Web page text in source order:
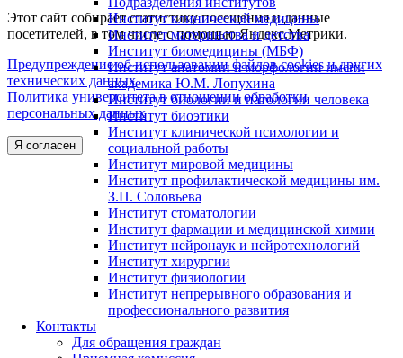
Институт клинической медицины
Институт материнства и детства
Институт биомедицины (МБФ)
Институт анатомии и морфологии имени
академика Ю.М. Лопухина
Институт биологии и патологии человека
Институт биоэтики
Институт клинической психологии и
социальной работы
Институт мировой медицины
Институт профилактической медицины им.
З.П. Соловьева
Институт стоматологии
Институт фармации и медицинской химии
Институт нейронаук и нейротехнологий
Институт хирургии
Институт физиологии
Институт непрерывного образования и
профессионального развития
Контакты
Для обращения граждан
Этот сайт собирает статистику посещения и данные
посетителей, в том числе с помощью Яндекс.Метрики.
Предупреждение об использовании файлов cookies и других
технических данных
Политика университета в отношении обработки
персональных данных
Я согласен